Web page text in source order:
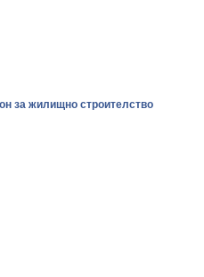
за жилищно строителство